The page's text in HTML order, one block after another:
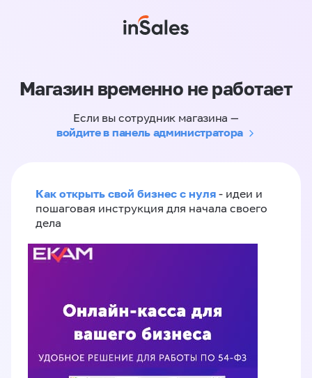
Магазин временно не работает
Если вы сотрудник магазина —
войдите в панель администратора
Как открыть свой бизнес с нуля - идеи и
пошаговая инструкция для начала своего
дела